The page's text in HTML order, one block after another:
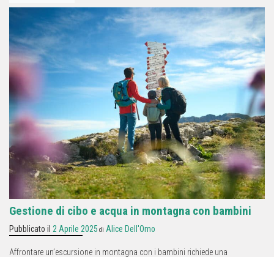
Gestione di cibo e acqua in montagna con bambini
Pubblicato il 2 Aprile 2025 di Alice Dell'Omo
Affrontare un’escursione in montagna con i bambini richiede una